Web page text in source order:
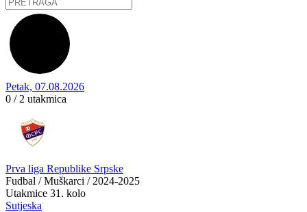
Petak, 07.08.2026
0 / 2 utakmica
Prva liga Republike Srpske
Fudbal / Muškarci / 2024-2025
Utakmice 31. kolo
Sutjeska